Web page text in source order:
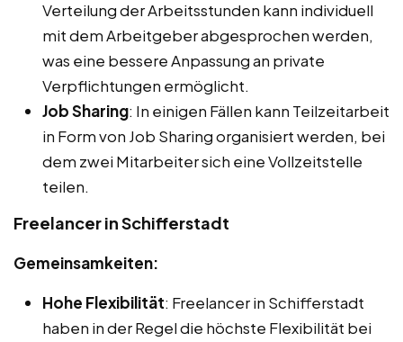
Verteilung der Arbeitsstunden kann individuell
mit dem Arbeitgeber abgesprochen werden,
was eine bessere Anpassung an private
Verpflichtungen ermöglicht.
Job Sharing: In einigen Fällen kann Teilzeitarbeit
in Form von Job Sharing organisiert werden, bei
dem zwei Mitarbeiter sich eine Vollzeitstelle
teilen.
Freelancer in Schifferstadt
Gemeinsamkeiten:
Hohe Flexibilität: Freelancer in Schifferstadt
haben in der Regel die höchste Flexibilität bei